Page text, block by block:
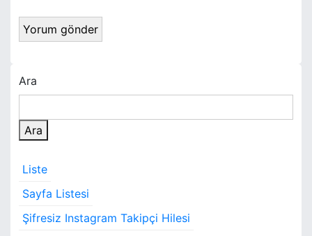
Ara
Ara
Liste
Sayfa Listesi
Şifresiz Instagram Takipçi Hilesi